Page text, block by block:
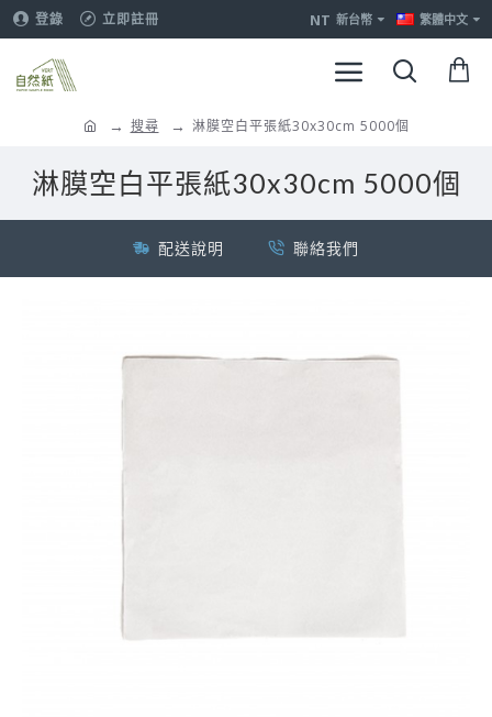
登錄 立即註冊 NT 新台幣 繁體中文
搜尋 淋膜空白平張紙30x30cm 5000個
淋膜空白平張紙30x30cm 5000個
配送說明 聯絡我們